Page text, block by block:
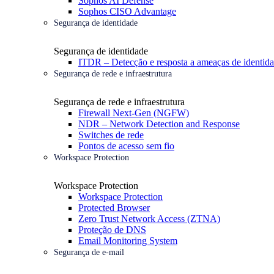
Sophos CISO Advantage
Segurança de identidade
Segurança de identidade
ITDR – Detecção e resposta a ameaças de
Segurança de rede e infraestrutura
Segurança de rede e infraestrutura
Firewall Next-Gen (NGFW)
NDR – Network Detection and Response
Switches de rede
Pontos de acesso sem fio
Workspace Protection
Workspace Protection
Workspace Protection
Protected Browser
Zero Trust Network Access (ZTNA)
Proteção de DNS
Email Monitoring System
Segurança de e-mail